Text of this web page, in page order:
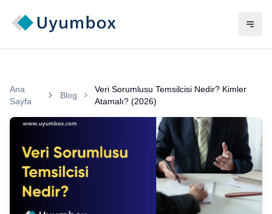
Ana
Sayfa
Blog
Veri Sorumlusu Temsilcisi Nedir? Kimler
Atamalı? (2026)